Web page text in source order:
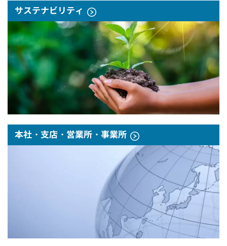
サステナビリティ
本社・支店・営業所・事業所